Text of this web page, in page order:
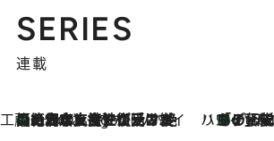
SERIES
連載
工藤まやのおもてなしハワイ
7 Hours Ago
【ハワイ土産】ローカルの絶大な支持で復活！ 絶品の幻クッキー《元ファンの日本人女性が受け継いだ名店》 ハワイ賢者 リサのお気に入りリスト
7
あの伝説の限定トートも！ リ